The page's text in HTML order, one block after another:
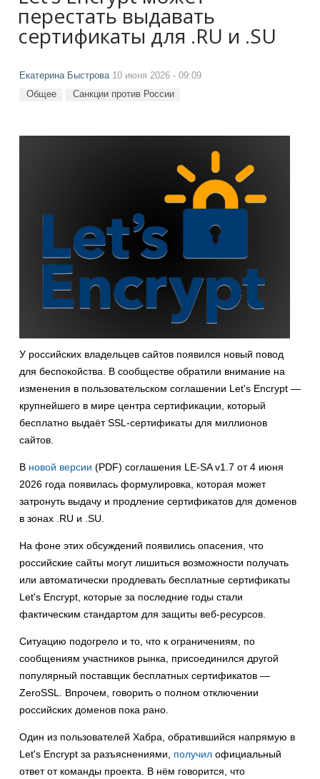
перестать выдавать
сертификаты для .RU и .SU
Екатерина Быстрова10 июня 2026 - 09:09
Общее Санкции против России
У российских владельцев сайтов появился новый повод
для беспокойства. В сообществе обратили внимание на
изменения в пользовательском соглашении Let's Encrypt —
крупнейшего в мире центра сертификации, который
бесплатно выдаёт SSL-сертификаты для миллионов
сайтов.
В новой версии (PDF) соглашения LE-SA v1.7 от 4 июня
2026 года появилась формулировка, которая может
затронуть выдачу и продление сертификатов для доменов
в зонах .RU и .SU.
На фоне этих обсуждений появились опасения, что
российские сайты могут лишиться возможности получать
или автоматически продлевать бесплатные сертификаты
Let's Encrypt, которые за последние годы стали
фактическим стандартом для защиты веб-ресурсов.
Ситуацию подогрело и то, что к ограничениям, по
сообщениям участников рынка, присоединился другой
популярный поставщик бесплатных сертификатов —
ZeroSSL. Впрочем, говорить о полном отключении
российских доменов пока рано.
Один из пользователей Хабра, обратившийся напрямую в
Let's Encrypt за разъяснениями, получил официальный
ответ от команды проекта. В нём говорится, что